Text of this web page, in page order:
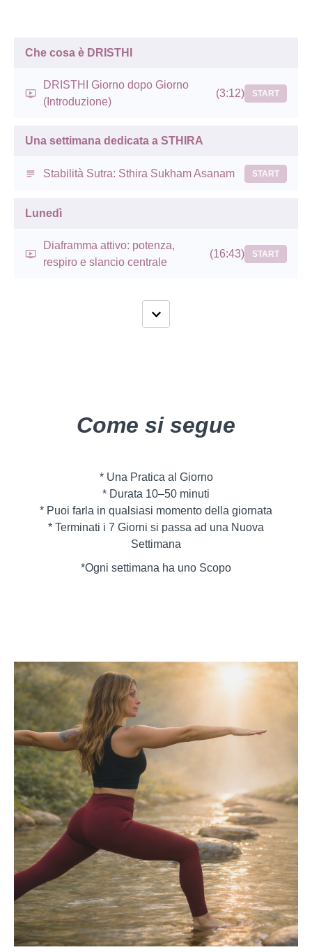
Che cosa è DRISTHI
DRISTHI Giorno dopo Giorno
(Introduzione)
(3:12) START
Una settimana dedicata a STHIRA
Stabilità Sutra: Sthira Sukham Asanam START
Lunedì
Diaframma attivo: potenza,
respiro e slancio centrale
(16:43) START
Come si segue
* Una Pratica al Giorno
* Durata 10–50 minuti
* Puoi farla in qualsiasi momento della giornata
* Terminati i 7 Giorni si passa ad una Nuova
Settimana
*Ogni settimana ha uno Scopo